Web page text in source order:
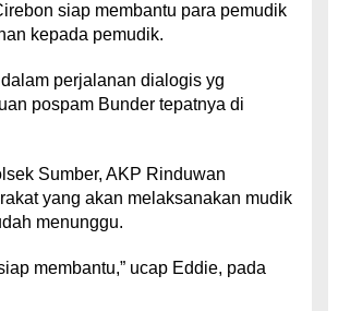
siap membantu para pemudik
kepada pemudik.
perjalanan dialogis yg
pospam Bunder tepatnya di
Sumber, AKP Rinduwan
yang akan melaksanakan mudik
menunggu.
membantu,” ucap Eddie, pada